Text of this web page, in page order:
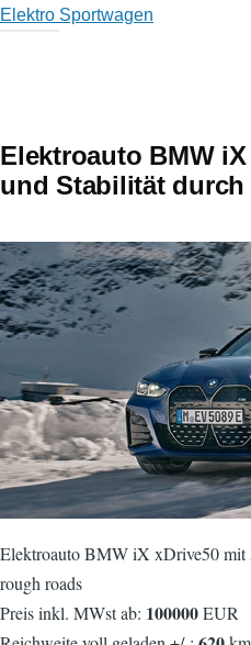
Elektro Sportwagen
Elektroauto BMW
und Stabilität
Elektroauto BMW iX xDrive50 mit
rough roads
Preis inkl. MWst ab: 100000EUR